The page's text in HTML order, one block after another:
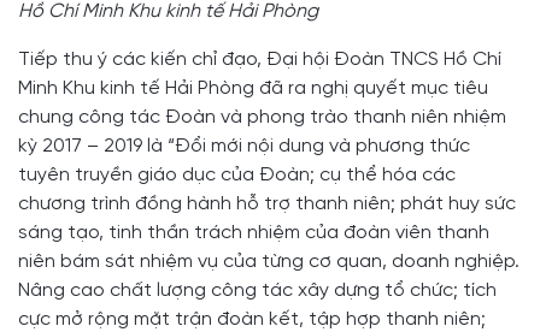
Hồ Chí Minh Khu kinh tế Hải Phòng
Tiếp thu ý các kiến chỉ đạo, Đại hội Đoàn TNCS Hồ Chí
Minh Khu kinh tế Hải Phòng đã ra nghị quyết mục tiêu
chung công tác Đoàn và phong trào thanh niên nhiệm
kỳ 2017 – 2019 là “Đổi mới nội dung và phương thức
tuyên truyền giáo dục của Đoàn; cụ thể hóa các
chương trình đồng hành hỗ trợ thanh niên; phát huy sức
sáng tạo, tinh thần trách nhiệm của đoàn viên thanh
niên bám sát nhiệm vụ của từng cơ quan, doanh nghiệp.
Nâng cao chất lượng công tác xây dựng tổ chức; tích
cực mở rộng mặt trận đoàn kết, tập hợp thanh niên;